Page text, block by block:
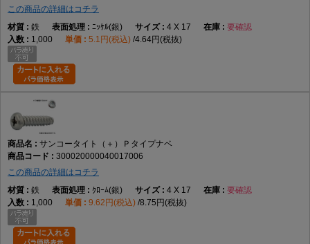
この商品の詳細はコチラ
鉄
ﾆｯｹﾙ(銀) 4 X 17
要確認
1,000
5.1円(税込) 4.64円(税抜)
サンコータイト（＋）Ｐタイプナベ
300020000040017006
この商品の詳細はコチラ
鉄
ｸﾛｰﾑ(銀) 4 X 17
要確認
1,000
9.62円(税込) 8.75円(税抜)